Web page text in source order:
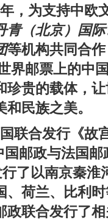
，为支持中欧
青（北京）国
等机构共同合
邮票上的中
珍贵的载体，
民族之美。
联合发行《故
邮政与法国
了以南京秦淮
、荷兰、比利
政联合发行了